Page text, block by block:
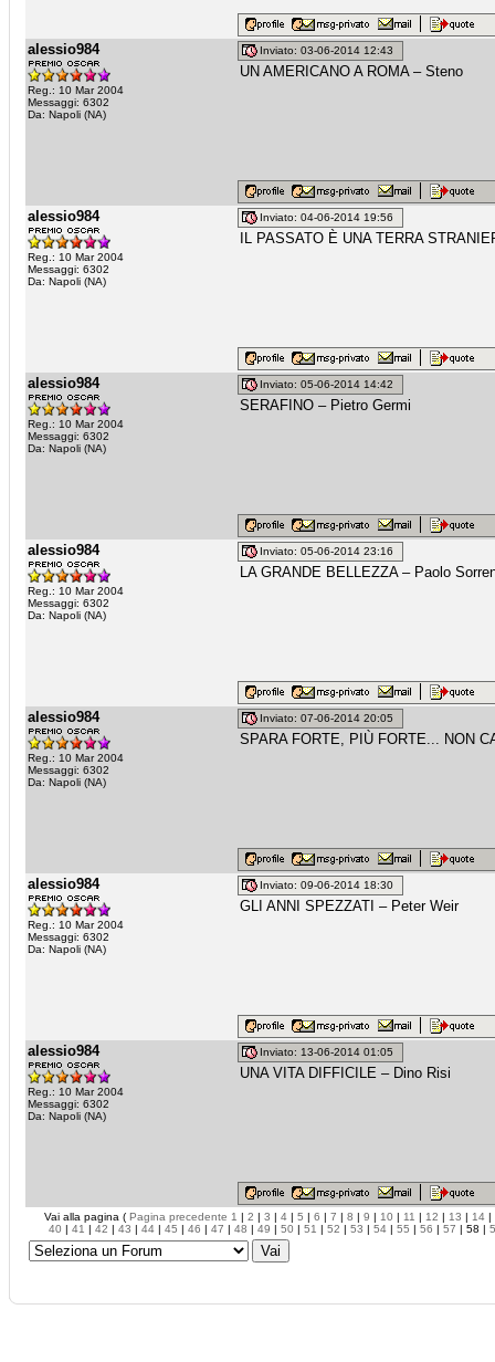
alessio984
Reg.: 10 Mar 2004
Messaggi: 6302
Da: Napoli (NA)
Inviato: 03-06-2014 12:43
UN AMERICANO A ROMA – Steno
alessio984
Reg.: 10 Mar 2004
Messaggi: 6302
Da: Napoli (NA)
Inviato: 04-06-2014 19:56
IL PASSATO È UNA TERRA
alessio984
Reg.: 10 Mar 2004
Messaggi: 6302
Da: Napoli (NA)
Inviato: 05-06-2014 14:42
SERAFINO – Pietro Germi
alessio984
Reg.: 10 Mar 2004
Messaggi: 6302
Da: Napoli (NA)
Inviato: 05-06-2014 23:16
LA GRANDE BELLEZZA – Paolo
alessio984
Reg.: 10 Mar 2004
Messaggi: 6302
Da: Napoli (NA)
Inviato: 07-06-2014 20:05
SPARA FORTE, PIÙ FORTE... NON
alessio984
Reg.: 10 Mar 2004
Messaggi: 6302
Da: Napoli (NA)
Inviato: 09-06-2014 18:30
GLI ANNI SPEZZATI – Peter Weir
alessio984
Reg.: 10 Mar 2004
Messaggi: 6302
Da: Napoli (NA)
Inviato: 13-06-2014 01:05
UNA VITA DIFFICILE – Dino Risi
Vai alla pagina ( Pagina precedente 1 | 2 | 3 | 4 | 5 | 6 | 7 | 8 | 9 | 10 | 11 | 12 | 13 | 14 |
40 | 41 | 42 | 43 | 44 | 45 | 46 | 47 | 48 | 49 | 50 | 51 | 52 | 53 | 54 | 55 | 56 | 57 | 58 |